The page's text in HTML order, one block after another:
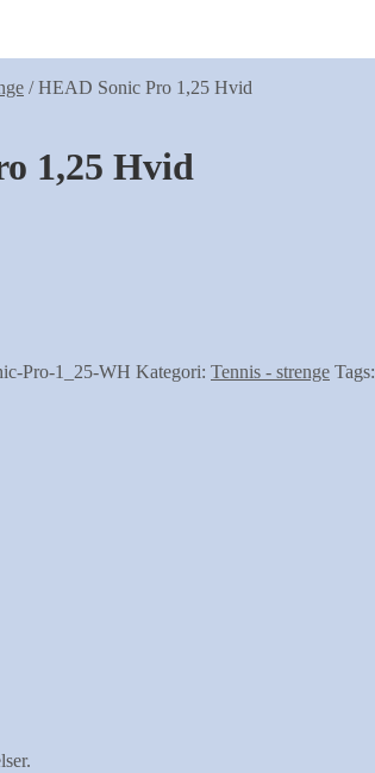
/HEAD Sonic Pro 1,25 Hvid
1,25 Hvid
Pro-1_25-WH Kategori: Tennis - strenge Tags: